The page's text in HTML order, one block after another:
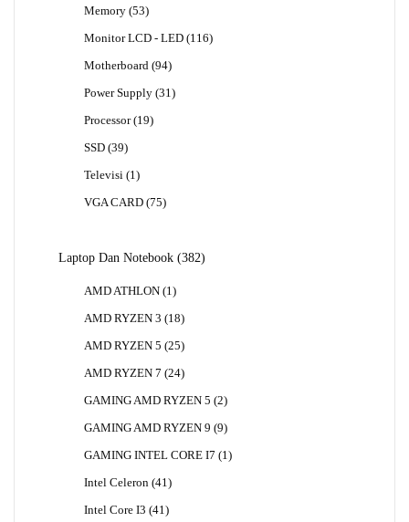
Memory 5353
Monitor LCD - LED 116116
Motherboard 9494
Power Supply 3131
Processor 1919
SSD 3939
Televisi 11
VGA CARD 7575
Laptop Dan Notebook 382382
AMD ATHLON 11
AMD RYZEN 3
1818
AMD RYZEN 5 2525
AMD RYZEN 7 2424
GAMING AMD RYZEN 5 22
GAMING AMD RYZEN 9 99
GAMING INTEL CORE I7
11
Intel Celeron 4141
Intel Core I3 4141